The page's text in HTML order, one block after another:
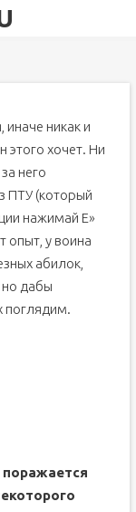
иначе никак и
этого хочет. Ни
него
ПТУ (который
нажимай E»
опыт, у воина
абилок,
но дабы
поглядим.
поражается